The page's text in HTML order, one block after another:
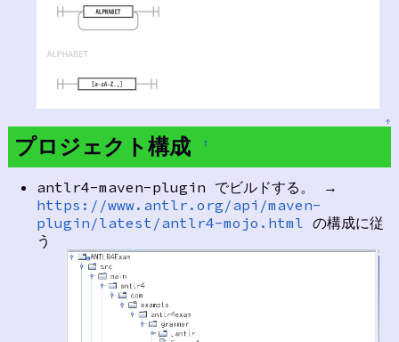
↑
プロジェクト構成 †
antlr4-maven-plugin でビルドする。 →
https://www.antlr.org/api/maven-
plugin/latest/antlr4-mojo.html の構成に従
う